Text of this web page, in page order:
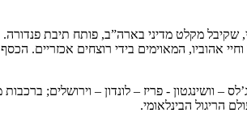
שקיבל מקלט מדיני בארה”ב, פותח תיבת
וחיי אהוביו, המאוימים בידי רוצחים
– וושינגטון - פריז – לונדון – וירושלים;
הריגול הבינלאומי.